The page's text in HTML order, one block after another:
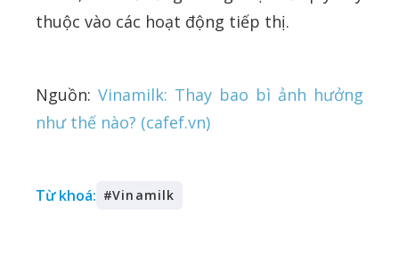
thuộc vào các hoạt động tiếp thị.
Nguồn: Vinamilk: Thay bao bì ảnh hưởng
như thế nào? (cafef.vn)
Từ khoá: #Vinamilk